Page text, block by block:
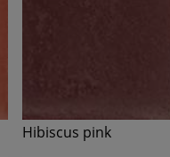
Hibiscus pink